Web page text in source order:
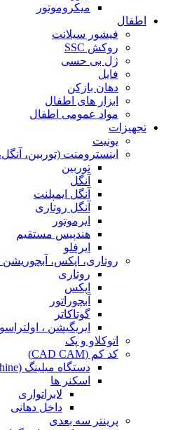
میکروموتور
اطفال
فیشور سیلانت
روکش SSC
ژل بی حسی
فایل
دهان بازکن
ابزار های اطفال
مواد عمومی اطفال
تجهیزات
یونیت
اینسترومنت (توربین،
توربین
آنگل
آنگل ایمپلنت
آنگل روتاری
ایرموتور
هندپیس مستقیم
ایرفلو
روتاری، اپکس، آبچوریشن
روتاری
اپکس
آبچوراتور
گوتاکاتر
ایریگیشن ،
اتوکلاو و پک
کد کم (CAD CAM)
دستگاه میلینگ (Milling Machine)
اسکنر ها
لابراتواری
داخل دهانی
پرینتر سه بعدی